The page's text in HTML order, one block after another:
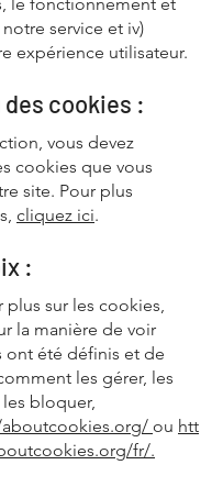
service et iv)
expérience utilisateur.
des cookies :
vous devez
cookies que vous
site. Pour plus
cliquez ici.
:
plus sur les cookies,
la manière de voir
ont été définis et de
les gérer, les
bloquer,
ou htt
fr/.